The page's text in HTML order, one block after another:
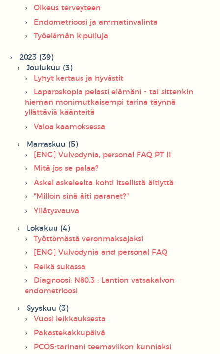
Oikeus terveyteen
Endometrioosi ja ammatinvalinta
Työelämän kipuiluja
2023 (39)
Joulukuu (3)
Lyhyt kertaus ja hyvästit
Laparoskopia pelasti elämäni - tai sittenkin
hieman monimutkaisempi tarina täynnä
yllättäviä käänteitä
Valoa kaamoksessa
Marraskuu (5)
[ENG] Vulvodynia, personal FAQ PT II
Mitä jos se palaa?
Askel askeleelta kohti itsellistä äitiyttä
"Milloin sinä äiti paranet?"
Yllätysvauva
Lokakuu (4)
Työttömästä veronmaksajaksi
[ENG] Vulvodynia and personal FAQ
Reikä sukassa
Diagnoosi: N80.3 ; Lantion vatsakalvon
endometrioosi
Syyskuu (3)
Vuosi leikkauksesta
Pakastekakkupäivä
PCOS-tarinani teemaviikon kunniaksi